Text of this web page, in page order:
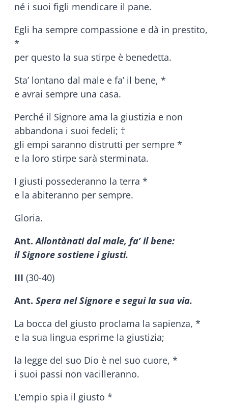
né i suoi figli mendicare il pane.
Egli ha sempre compassione e dà in prestito,
*
per questo la sua stirpe è benedetta.
Sta’ lontano dal male e fa’ il bene, *
e avrai sempre una casa.
Perché il Signore ama la giustizia e non
abbandona i suoi fedeli; †
gli empi saranno distrutti per sempre *
e la loro stirpe sarà sterminata.
I giusti possederanno la terra *
e la abiteranno per sempre.
Gloria.
Ant.Allontànati dal male, fa’ il bene:
il Signore sostiene i giusti.
III (30-40)
Ant. Spera nel Signore e segui la sua via.
La bocca del giusto proclama la sapienza, *
e la sua lingua esprime la giustizia;
la legge del suo Dio è nel suo cuore, *
i suoi passi non vacilleranno.
L’empio spia il giusto *